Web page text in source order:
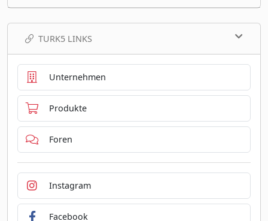
TURK5 LINKS
Unternehmen
Produkte
Foren
Instagram
Facebook